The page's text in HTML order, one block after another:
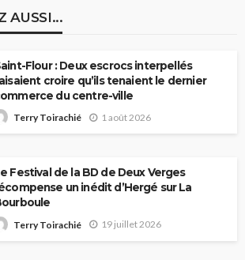
AUSSI...
Flour : Deux escrocs interpellés
croire qu’ils tenaient le dernier
du centre-ville
Terry Toirachié 1 août 2026
Festival de la BD de Deux Verges
un inédit d’Hergé sur La
Terry Toirachié 19 juillet 2026